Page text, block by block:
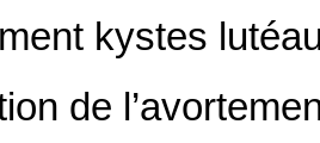
kystes
de